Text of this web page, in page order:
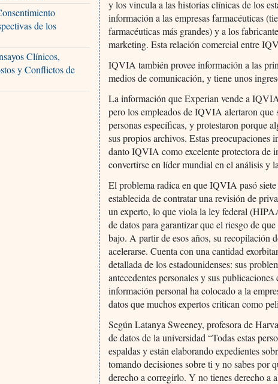
de los
Clínicos,
y Conflictos de
y los vincula a las historias clínicas de los
información a las empresas farmacéuticas
farmacéuticas más grandes) y a los
marketing. Esta relación comercial entre
IQVIA también provee información a las
medios de comunicación, y tiene unos
La información que Experian vende a
pero los empleados de IQVIA alertaron
personas específicas, y protestaron porque
sus propios archivos. Estas preocupaciones
danto IQVIA como excelente protectora de
convertirse en líder mundial en el análisis y
El problema radica en que IQVIA pasó
establecida de contratar una revisión de
un experto, lo que viola la ley federal
de datos para garantizar que el riesgo de
bajo. A partir de esos años, su recopilación
acelerarse. Cuenta con una cantidad
detallada de los estadounidenses: sus
antecedentes personales y sus
información personal ha colocado a la
datos que muchos expertos critican como
Según Latanya Sweeney, profesora de
de datos de la universidad “Todas estas
espaldas y están elaborando expedientes
tomando decisiones sobre ti y no sabes por
derecho a corregirlo. Y no tienes derecho a